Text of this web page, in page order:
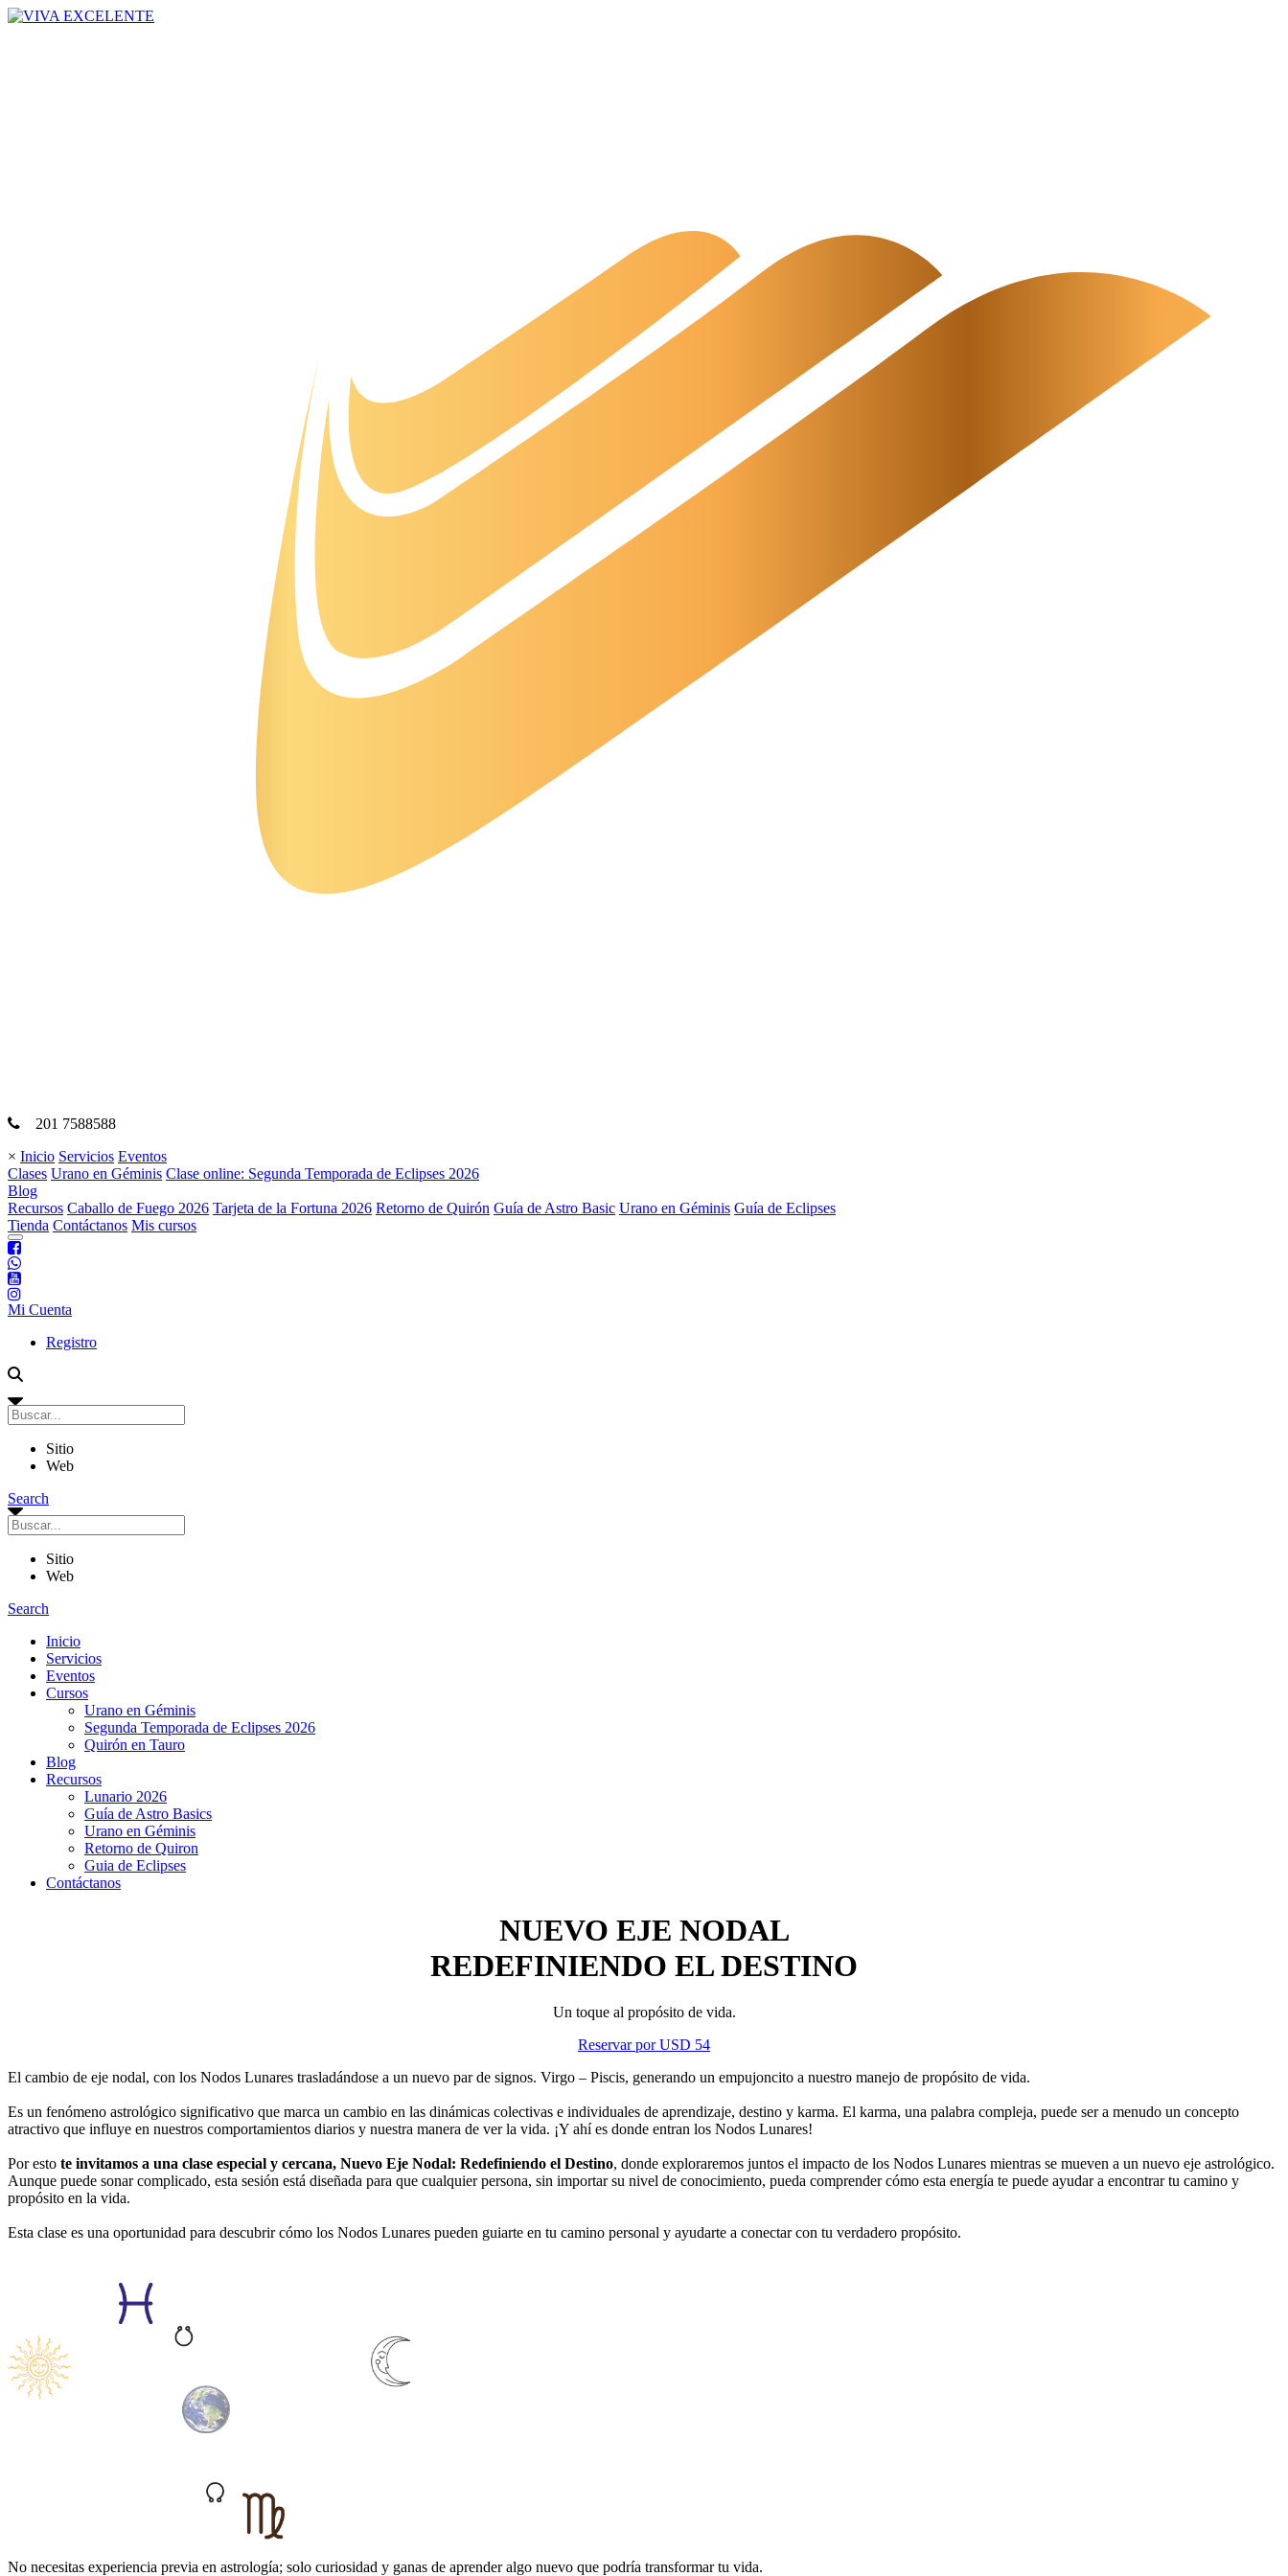
201 7588588
× Inicio Servicios Eventos
Clases Urano en Géminis Clase online: Segunda Temporada de Eclipses 2026
Blog
Recursos Caballo de Fuego 2026 Tarjeta de la Fortuna 2026 Retorno de Quirón Guía de Astro Basic Urano en Géminis Guía de Eclipses
Tienda Contáctanos Mis cursos
Mi Cuenta
Registro
Sitio
Web
Search
Sitio
Web
Search
Inicio
Servicios
Eventos
Cursos
Urano en Géminis
Segunda Temporada de Eclipses 2026
Quirón en Tauro
Blog
Recursos
Lunario 2026
Guía de Astro Basics
Urano en Géminis
Retorno de Quiron
Guia de Eclipses
Contáctanos
NUEVO EJE NODAL
REDEFINIENDO EL DESTINO
Un toque al propósito de vida.
Reservar por USD 54
El cambio de eje nodal, con los Nodos Lunares trasladándose a un nuevo par de signos. Virgo – Piscis, generando un empujoncito a nuestro manejo de propósito de vida.
Es un fenómeno astrológico significativo que marca un cambio en las dinámicas colectivas e individuales de aprendizaje, destino y karma. El karma, una palabra compleja, puede ser a menudo un concepto
atractivo que influye en nuestros comportamientos diarios y nuestra manera de ver la vida. ¡Y ahí es donde entran los Nodos Lunares!
Por esto te invitamos a una clase especial y cercana, Nuevo Eje Nodal: Redefiniendo el Destino, donde exploraremos juntos el impacto de los Nodos Lunares mientras se mueven a un nuevo eje astrológico.
Aunque puede sonar complicado, esta sesión está diseñada para que cualquier persona, sin importar su nivel de conocimiento, pueda comprender cómo esta energía te puede ayudar a encontrar tu camino y
propósito en la vida.
Esta clase es una oportunidad para descubrir cómo los Nodos Lunares pueden guiarte en tu camino personal y ayudarte a conectar con tu verdadero propósito.
No necesitas experiencia previa en astrología; solo curiosidad y ganas de aprender algo nuevo que podría transformar tu vida.